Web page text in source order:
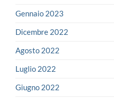
Gennaio 2023
Dicembre 2022
Agosto 2022
Luglio 2022
Giugno 2022